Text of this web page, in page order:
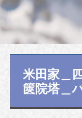
米田家＿
篋院塔＿